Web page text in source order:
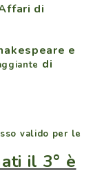
di
e
di
valido per le
il 3° è